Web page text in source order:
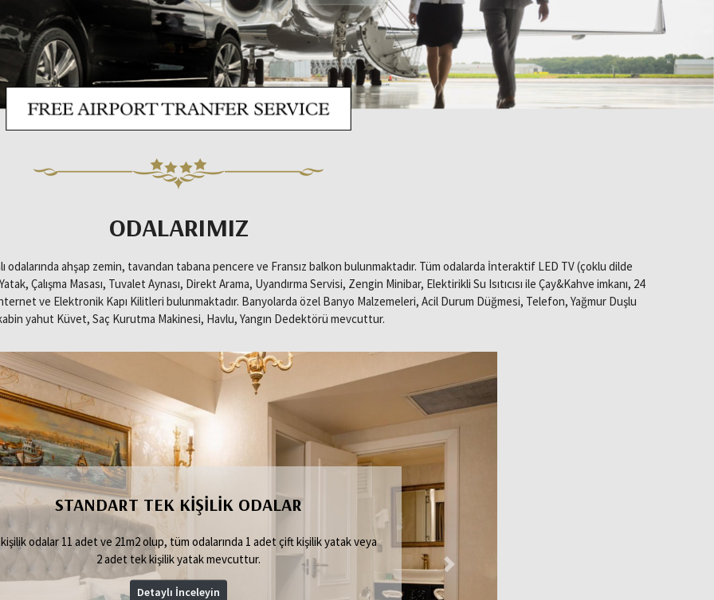
ODALARIMIZ
odalarında ahşap zemin, tavandan tabana pencere ve Fransız balkon bulunmaktadır. Tüm odalarda İnteraktif LED TV (çoklu dilde
Çalışma Masası, Tuvalet Aynası, Direkt Arama, Uyandırma Servisi, Zengin Minibar, Elektirikli Su Isıtıcısı ile Çay&Kahve imkanı, 24
ve Elektronik Kapı Kilitleri bulunmaktadır. Banyolarda özel Banyo Malzemeleri, Acil Durum Düğmesi, Telefon, Yağmur Duşlu
yahut Küvet, Saç Kurutma Makinesi, Havlu, Yangın Dedektörü mevcuttur.
ÇIFT KIŞILIK ODALAR
odalar 17 adet ve 21m2 olup, tüm odalarında 1 adet çift kişilik yatak veya
2 adet tek kişilik yatak mevcuttur.
Detaylı İnceleyin
Next